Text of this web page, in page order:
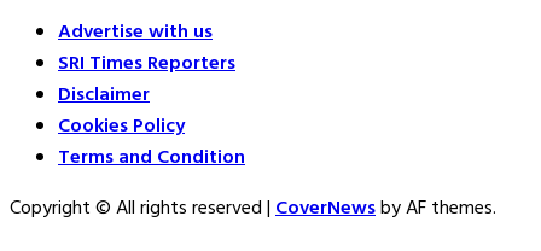
Advertise with us
SRI Times Reporters
Disclaimer
Cookies Policy
Terms and Condition
Copyright © All rights reserved|CoverNewsby AF themes.